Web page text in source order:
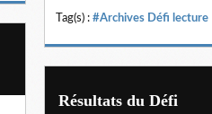
Tag(s) : #Archives Défi lecture
Résultats du Défi